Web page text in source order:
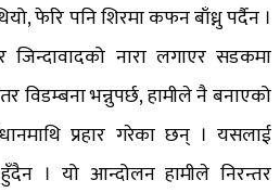
फेरि पनि शिरमा कफन बाँध्नु पर्दैन ।
जिन्दावादको नारा लगाएर सडकमा
विडम्बना भन्नुपर्छ, हामीले नै बनाएको
प्रहार गरेका छन् । यसलाई
। यो आन्दोलन हामीले निरन्तर